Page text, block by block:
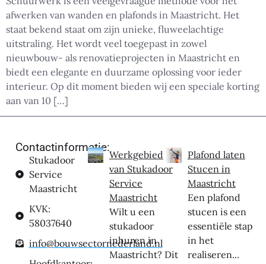
afwerken van wanden en plafonds in Maastricht. Het
staat bekend staat om zijn unieke, fluweelachtige
uitstraling. Het wordt veel toegepast in zowel
nieuwbouw- als renovatieprojecten in Maastricht en
biedt een elegante en duurzame oplossing voor ieder
interieur. Op dit moment bieden wij een speciale korting
aan van 10 […]
Contactinformatie:
Stukadoor
Service
Maastricht
KVK:
58037640
info@bouwsectornederland.nl
Werkgebied
van Stukadoor
Service
Maastricht
Wilt u een
stukadoor
inhuren in
Maastricht? Dit
Plafond laten
Stucen in
Maastricht
Een plafond
stucen is een
essentiële stap
in het
realiseren...